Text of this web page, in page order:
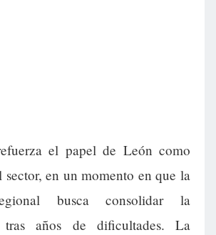
el papel de León como
sector, en un momento en que la
busca consolidar la
tras años de dificultades. La